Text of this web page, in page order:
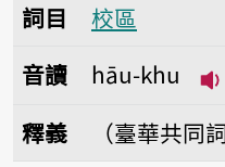
詞目
校區
音讀
hāu-khu
釋義
（臺華共同